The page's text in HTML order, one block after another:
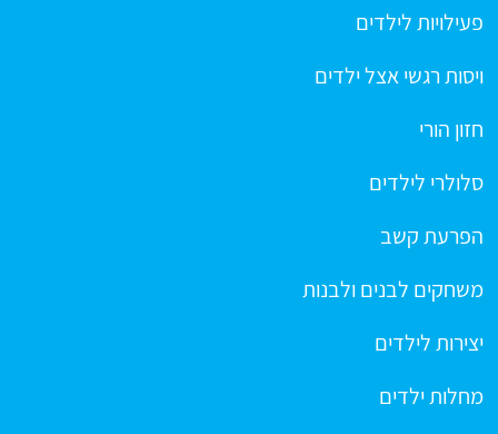
פעילויות לילדים
ויסות רגשי אצל ילדים
חזון הורי
סלולרי לילדים
הפרעת קשב
משחקים לבנים ולבנות
יצירות לילדים
מחלות ילדים